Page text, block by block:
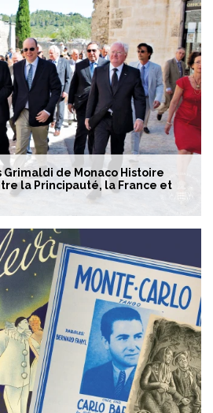
Grimaldi de Monaco Histoire
la Principauté, la France et